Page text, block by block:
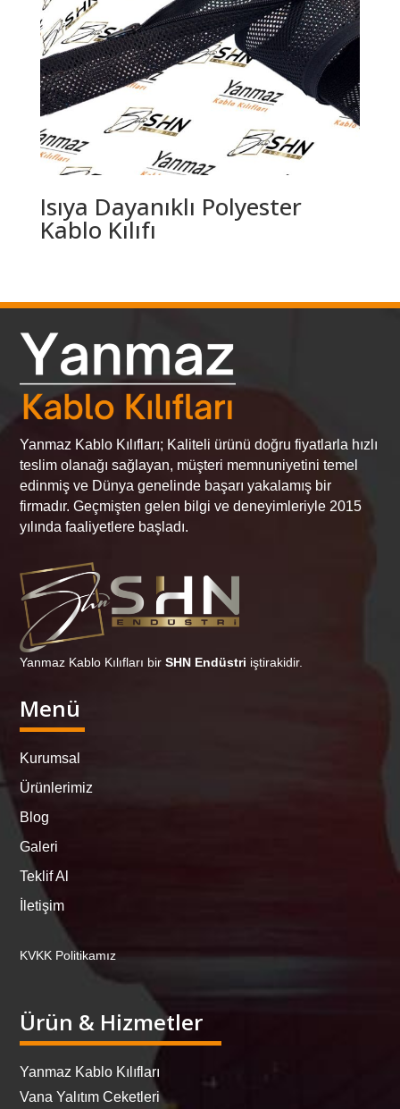
Isıya Dayanıklı Polyester
Kablo Kılıfı
Yanmaz Kablo Kılıfları; Kaliteli ürünü doğru fiyatlarla hızlı
teslim olanağı sağlayan, müşteri memnuniyetini temel
edinmiş ve Dünya genelinde başarı yakalamış bir
firmadır. Geçmişten gelen bilgi ve deneyimleriyle 2015
yılında faaliyetlere başladı.
Yanmaz Kablo Kılıfları birSHN Endüstri iştirakidir.
Menü
Kurumsal
Ürünlerimiz
Blog
Galeri
Teklif Al
İletişim
KVKK Politikamız
Ürün & Hizmetler
Yanmaz Kablo Kılıfları
Vana Yalıtım Ceketleri